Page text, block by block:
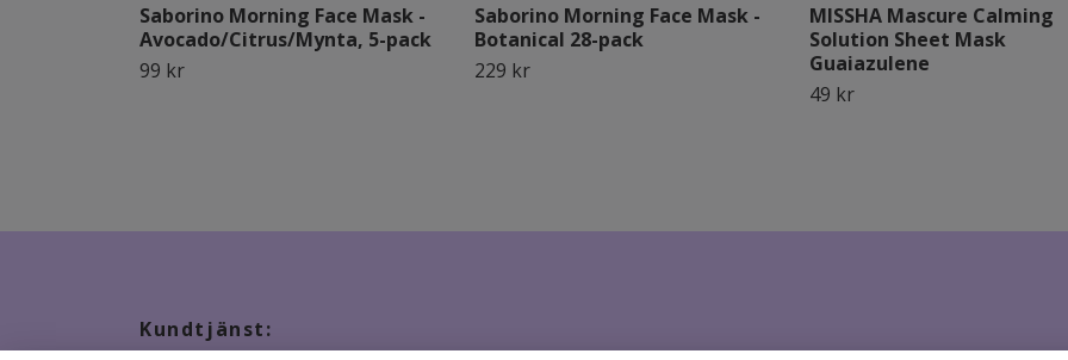
Saborino Morning Face Mask -
Avocado/Citrus/Mynta, 5-pack
99 kr
Saborino Morning Face Mask -
Botanical 28-pack
229 kr
MISSHA Mascure Calming
Solution Sheet Mask
Guaiazulene
49 kr
Kundtjänst: